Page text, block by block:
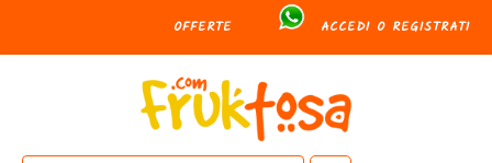
OFFERTE ACCEDI O REGISTRATI
Cerca: